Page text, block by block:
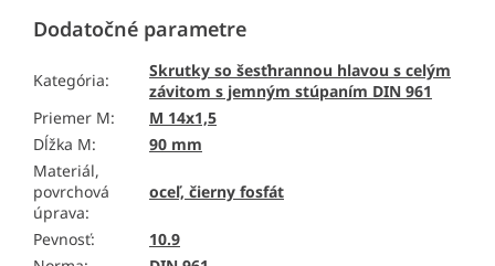
Dodatočné parametre
Kategória:
Skrutky so šesťhrannou hlavou s celým
závitom s jemným stúpaním DIN 961
Priemer M:
M 14x1,5
Dĺžka M:
90 mm
Materiál,
povrchová
úprava:
oceľ, čierny fosfát
Pevnosť:
10.9